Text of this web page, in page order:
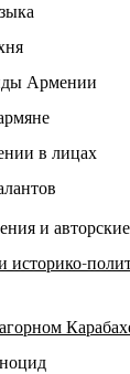
Армении
в лицах
и
историко-